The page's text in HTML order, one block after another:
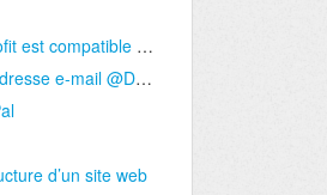
Est-ce que LocalBizProfit est compatible avec Wordpress ? Puis-je utiliser des plugins Wordpress ?
Domaine: Créez une adresse e-mail @Domaine gratuitement avec Gmail
d’un site web